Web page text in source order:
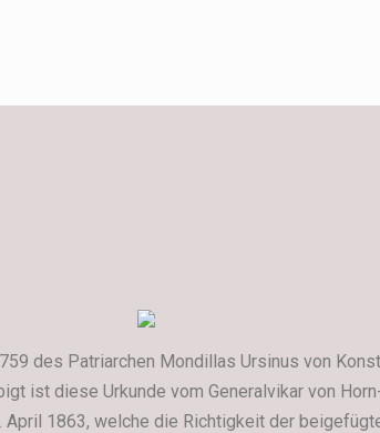
des Patriarchen Mondillas Ursinus von
ist diese Urkunde vom Generalvikar von
1863, welche die Richtigkeit der